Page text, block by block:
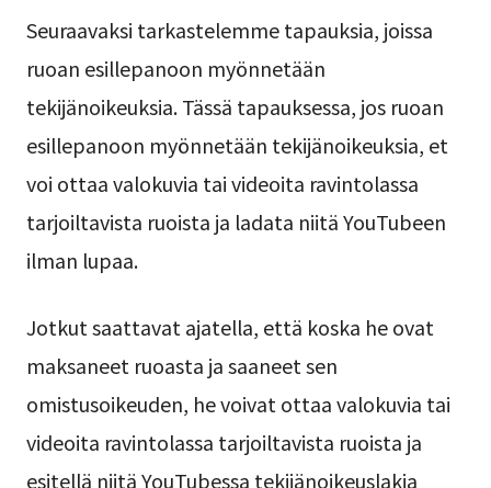
Seuraavaksi tarkastelemme tapauksia, joissa
ruoan esillepanoon myönnetään
tekijänoikeuksia. Tässä tapauksessa, jos ruoan
esillepanoon myönnetään tekijänoikeuksia, et
voi ottaa valokuvia tai videoita ravintolassa
tarjoiltavista ruoista ja ladata niitä YouTubeen
ilman lupaa.
Jotkut saattavat ajatella, että koska he ovat
maksaneet ruoasta ja saaneet sen
omistusoikeuden, he voivat ottaa valokuvia tai
videoita ravintolassa tarjoiltavista ruoista ja
esitellä niitä YouTubessa tekijänoikeuslakia